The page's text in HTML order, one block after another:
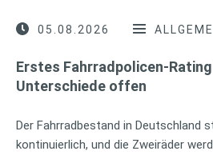
05.08.2026
Erstes Fahrradpolicen-
Unterschiede offen
Der Fahrradbestand in Deutschland
kontinuierlich, und die Zweiräder